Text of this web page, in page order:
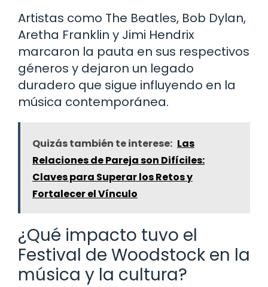
Artistas como The Beatles, Bob Dylan,
Aretha Franklin y Jimi Hendrix
marcaron la pauta en sus respectivos
géneros y dejaron un legado
duradero que sigue influyendo en la
música contemporánea.
Quizás también te interese: Las
Relaciones de Pareja son Difíciles:
Claves para Superar los Retos y
Fortalecer el Vínculo
¿Qué impacto tuvo el
Festival de Woodstock en la
música y la cultura?